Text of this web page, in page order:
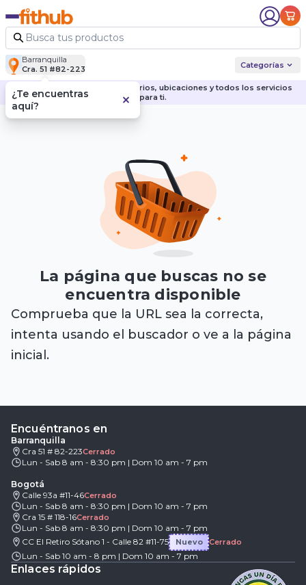
Barranquilla
Cra. 51 #82-223
Categorías
Descubre nuestras sedes, horarios, ubicaciones y todos los servicios
para ti.
La página que buscas no se
encuentra disponible
Comprueba que la URL sea la correcta,
intenta usando el buscador o ve a la página
inicial.
Encuéntranos en
Barranquilla
Cra 51 # 82-223Cerrado
Lun - Sab 8 am - 8:30 pm | Dom 10 am - 7 pm
Bogotá
Calle 93a #11-46Cerrado
Lun - Sab 8 am - 8:30 pm | Dom 10 am - 7 pm
Cra 15 # 118-16Cerrado
Lun - Sab 8 am - 8:30 pm | Dom 10 am - 7 pm
CC El Retiro Sótano 1 - Calle 82 #11-75
Nuevo Cerrado
Lun - Sab 10 am - 8 pm | Dom 10 am - 7 pm
Enlaces rápidos
¿Te encuentras
aquí?